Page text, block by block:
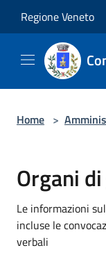
Regione Veneto
Home >
Organi
Le informazioni
incluse le
verbali